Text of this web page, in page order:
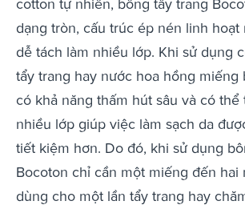
cotton tự nhiên, bông tẩy trang
dạng tròn, cấu trúc ép nén linh hoạt
dễ tách làm nhiều lớp. Khi sử dụng
tẩy trang hay nước hoa hồng miếng
có khả năng thấm hút sâu và có thể
nhiều lớp giúp việc làm sạch da
tiết kiệm hơn. Do đó, khi sử dụng
Bocoton chỉ cần một miếng đến hai
dùng cho một lần tẩy trang hay